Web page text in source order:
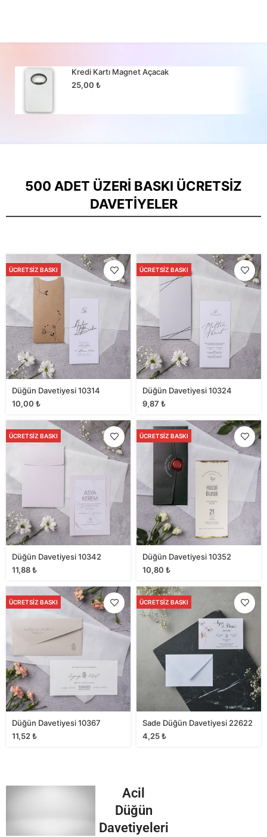
Kredi Kartı Magnet Açacak
25,00₺
500 ADET ÜZERI BASKI ÜCRETSIZ
DAVETIYELER
ÜCRETSIZ BASKI
Düğün Davetiyesi 10314
10,00 ₺
ÜCRETSIZ BASKI
Düğün Davetiyesi 10324
9,87 ₺
ÜCRETSIZ BASKI
Düğün Davetiyesi 10342
11,88₺
ÜCRETSIZ BASKI
Düğün Davetiyesi 10352
10,80 ₺
ÜCRETSIZ BASKI
Düğün Davetiyesi 10367
11,52₺
ÜCRETSIZ BASKI
Sade Düğün Davetiyesi 22622
4,25₺
Acil
Düğün
Davetiyeleri